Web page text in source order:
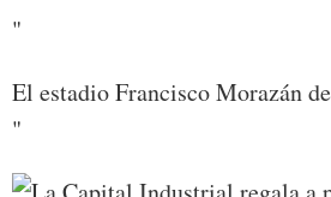
"
El estadio Francisco Morazán
"